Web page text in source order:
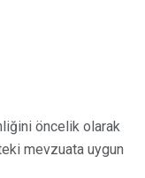
öncelik olarak
mevzuata uygun